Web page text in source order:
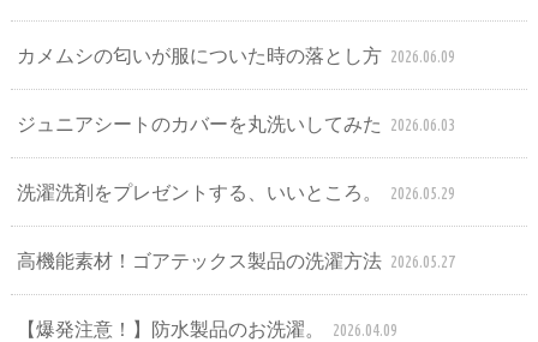
カメムシの匂いが服についた時の落とし方 2026.06.09
ジュニアシートのカバーを丸洗いしてみた 2026.06.03
洗濯洗剤をプレゼントする、いいところ。 2026.05.29
高機能素材！ゴアテックス製品の洗濯方法 2026.05.27
【爆発注意！】防水製品のお洗濯。 2026.04.09